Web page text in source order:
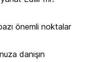
önemli noktalar
danışın